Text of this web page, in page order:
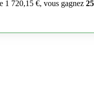
1 720,15 €, vous gagnez